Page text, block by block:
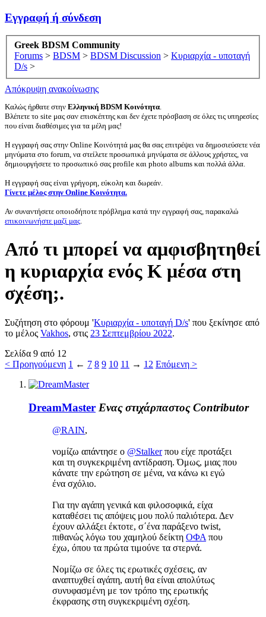
Εγγραφή ή σύνδεση
Greek BDSM Community
Forums > BDSM > BDSM Discussion > Κυριαρχία - υποταγή
D/s >
Απόκρυψη ανακοίνωσης
Καλώς ήρθατε στην Ελληνική BDSM Κοινότητα.
Βλέπετε το site μας σαν επισκέπτης και δεν έχετε πρόσβαση σε όλες τις υπηρεσίες
που είναι διαθέσιμες για τα μέλη μας!
Η εγγραφή σας στην Online Κοινότητά μας θα σας επιτρέψει να δημοσιεύσετε νέα
μηνύματα στο forum, να στείλετε προσωπικά μηνύματα σε άλλους χρήστες, να
δημιουργήσετε το προσωπικό σας profile και photo albums και πολλά άλλα.
Η εγγραφή σας είναι γρήγορη, εύκολη και δωρεάν.
Γίνετε μέλος στην Online Κοινότητα.
Αν συναντήσετε οποιοδήποτε πρόβλημα κατά την εγγραφή σας, παρακαλώ
επικοινωνήστε μαζί μας.
Από τι μπορεί να αμφισβητηθεί
η κυριαρχία ενός Κ μέσα στη
σχέση;.
Συζήτηση στο φόρουμ 'Κυριαρχία - υποταγή D/s' που ξεκίνησε από
το μέλος Vakhos, στις 23 Σεπτεμβρίου 2022.
Σελίδα 9 από 12
< Προηγούμενη 1 ← 7 8 9 10 11 → 12 Επόμενη >
DreamMaster Ενας στιχάρπαστος Contributor
@RAIN,
νομίζω απάντησε ο @Stalkerπου είχε προτάξει
και τη συγκεκριμένη αντίδραση. Όμως, μιας που
κάνατε την ερώτηση σε μένα, να κάνω κι εγώ
ένα σχόλιο.
Για την αγάπη γενικά και φιλοσοφικά, είχα
καταθέσει τις απόψεις μου πολύ παλιότερα. Δεν
έχουν αλλάξει έκτοτε, σ΄ένα παράξενο twist,
πιθανώς λόγω του χαμηλού δείκτη ΟΦΑ που
έχω, όπου τα πρώτα τιμούνε τα στερνά.
Νομίζω σε όλες τις ερωτικές σχέσεις, αν
αναπτυχθεί αγάπη, αυτή θα είναι απολύτως
συνυφασμένη με τον τρόπο της ερωτικής
έκφρασης στη συγκεκριμένη σχέση.